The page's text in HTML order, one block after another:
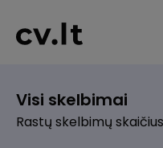
Visi skelbimai
Rastų skelbimų